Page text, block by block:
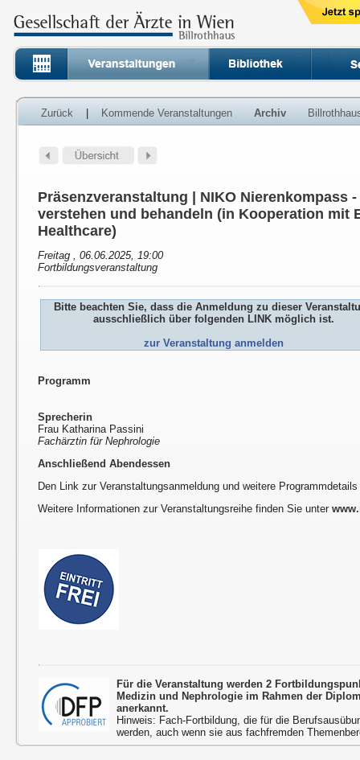
Zurück Kommende Veranstaltungen Archiv
Präsenzveranstaltung | NIKO Nierenkompass
verstehen und behandeln (in Kooperation mit
Healthcare)
Freitag , 06.06.2025, 19:00
Fortbildungsveranstaltung
Bitte beachten Sie, dass die Anmeldung zu dieser
ausschließlich über folgenden LINK möglich ist.
zur Veranstaltung anmelden
Programm
Sprecherin
Frau Katharina Passini
Fachärztin für Nephrologie
Anschließend Abendessen
Den Link zur Veranstaltungsanmeldung und weitere
Weitere Informationen zur Veranstaltungsreihe finden Sie unter
Für die Veranstaltung werden 2
Medizin und Nephrologie im Rahmen der
anerkannt.
Hinweis: Fach-Fortbildung, die für die
werden, auch wenn sie aus fachfremden